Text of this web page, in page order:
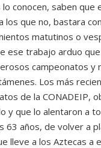
lo conocen, saben que
los que no, bastara
matutinos o
ese trabajo arduo que
campeonatos y
Los más
de la CONADEIP,
y que lo alentaron a
63 años, de volver a
lleve a los Aztecas a